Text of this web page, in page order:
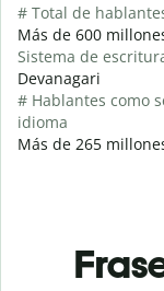
# Total de
Más de 600
Sistema de
Devanagari
# Hablantes como
idioma
Más de 265